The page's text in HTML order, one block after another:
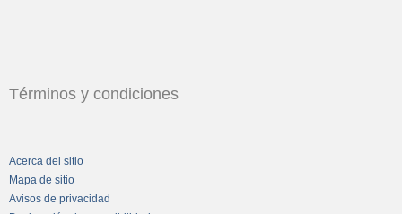
Términos y condiciones
Acerca del sitio
Mapa de sitio
Avisos de privacidad